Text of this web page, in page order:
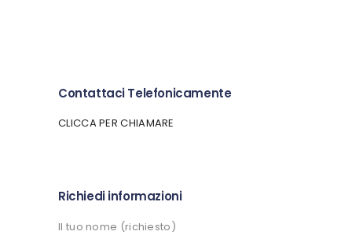
Contattaci Telefonicamente
CLICCA PER CHIAMARE
Richiedi informazioni
Il tuo nome (richiesto)